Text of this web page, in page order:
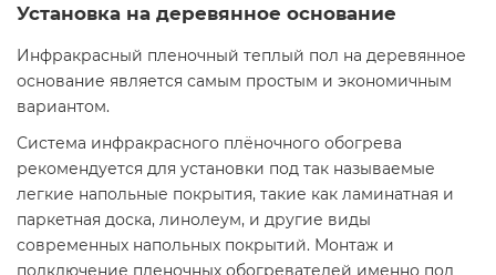
Установка на деревянное основание
Инфракрасный пленочный теплый пол на деревянное
основание является самым простым и экономичным
вариантом.
Система инфракрасного плёночного обогрева
рекомендуется для установки под так называемые
легкие напольные покрытия, такие как ламинатная и
паркетная доска, линолеум, и другие виды
современных напольных покрытий. Монтаж и
подключение пленочных обогревателей именно под